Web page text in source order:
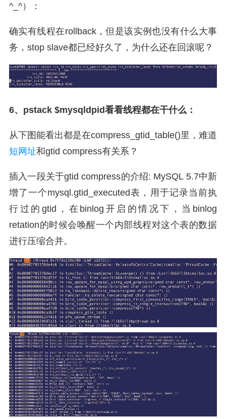
^_^）：
确实有线程在rollback，但是该实例也没有什么大事
务，stop slave都已经好久了，为什么还在回滚呢？
6、pstack $mysqldpid看看线程都在干什么：
从下图能看出都是在compress_gtid_table()里，难道
短网址和gtid compress有关系？
插入一段关于gtid compress的介绍: MySQL 5.7中新
增了一个mysql.gtid_executed表，用于记录当前执
行过的gtid，在binlog开启的情况下，当binlog
retation的时候会唤醒一个内部线程对这个表的数据
进行压缩合并。